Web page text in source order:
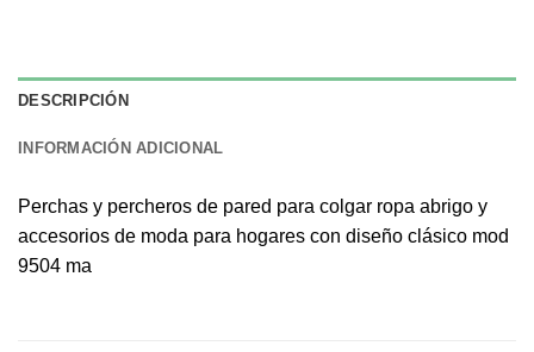
DESCRIPCIÓN
INFORMACIÓN ADICIONAL
Perchas y percheros de pared para colgar ropa abrigo y
accesorios de moda para hogares con diseño clásico mod
9504 ma